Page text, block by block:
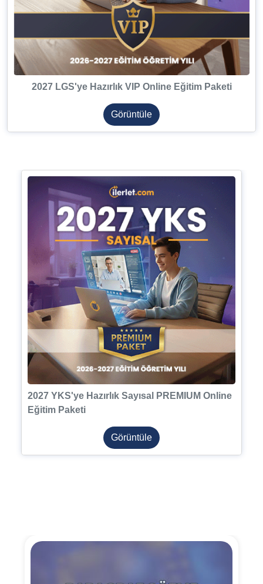
2027 LGS'ye Hazırlık VIP Online Eğitim Paketi
Görüntüle
2027 YKS'ye Hazırlık Sayısal PREMIUM Online
Eğitim Paketi
Görüntüle